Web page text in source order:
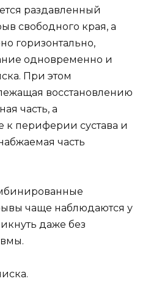
раздавленный
свободного края, а
горизонтально,
одновременно и
При этом
восстановлению
часть, а
к периферии сустава и
часть
чаще наблюдаются у
даже без